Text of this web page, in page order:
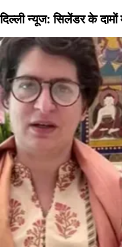
दिल्ली न्यूज: सिलेंडर के दामों